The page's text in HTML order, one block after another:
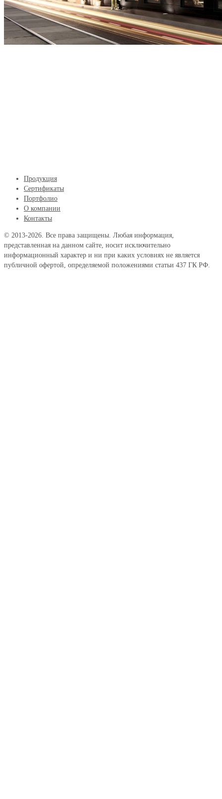
Продукция
Сертификаты
Портфолио
О компании
Контакты
© 2013-2026. Все права защищены. Любая информация,
представленная на данном сайте, носит исключительно
информационный характер и ни при каких условиях не является
публичной офертой, определяемой положениями статьи 437 ГК РФ.